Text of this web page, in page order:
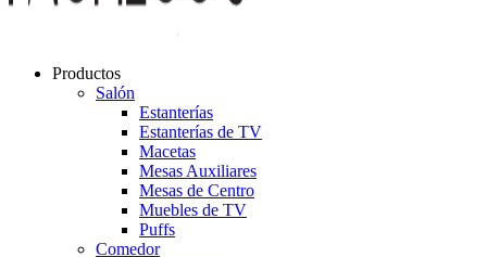
Productos
Salón
Estanterías
Estanterías de TV
Macetas
Mesas Auxiliares
Mesas de Centro
Muebles de TV
Puffs
Comedor